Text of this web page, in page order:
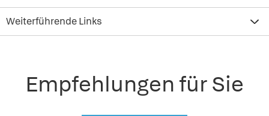
Weiterführende Links
Empfehlungen für Sie